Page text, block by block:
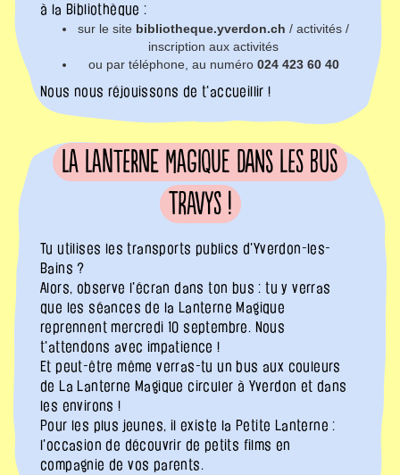
à la Bibliothèque :
sur le site bibliotheque.yverdon.ch / activités /
inscription aux activités
ou par téléphone, au numéro 024 423 60 40
Nous nous réjouissons de t'accueillir !
La Lanterne Magique dans les bus
Travys !
Tu utilises les transports publics d'Yverdon-les-
Bains ?
Alors, observe l'écran dans ton bus : tu y verras
que les séances de la Lanterne Magique
reprennent mercredi 10 septembre. Nous
t'attendons avec impatience !
Et peut-être même verras-tu un bus aux couleurs
de La Lanterne Magique circuler à Yverdon et dans
les environs !
Pour les plus jeunes, il existe la Petite Lanterne :
l'occasion de découvrir de petits films en
compagnie de vos parents.